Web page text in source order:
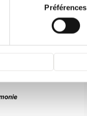
Préférences